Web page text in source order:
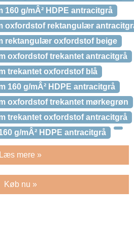
160 g/mÂ² HDPE antracitgrå
oxfordstof rektangulær
rektangulær oxfordstof beige
oxfordstof trekantet antracitgrå
trekantet oxfordstof blå
160 g/mÂ² HDPE antracitgrå
oxfordstof trekantet mørkegrøn
trekantet oxfordstof antracitgrå
g/mÂ² HDPE antracitgrå
Læs mere »
Køb nu »